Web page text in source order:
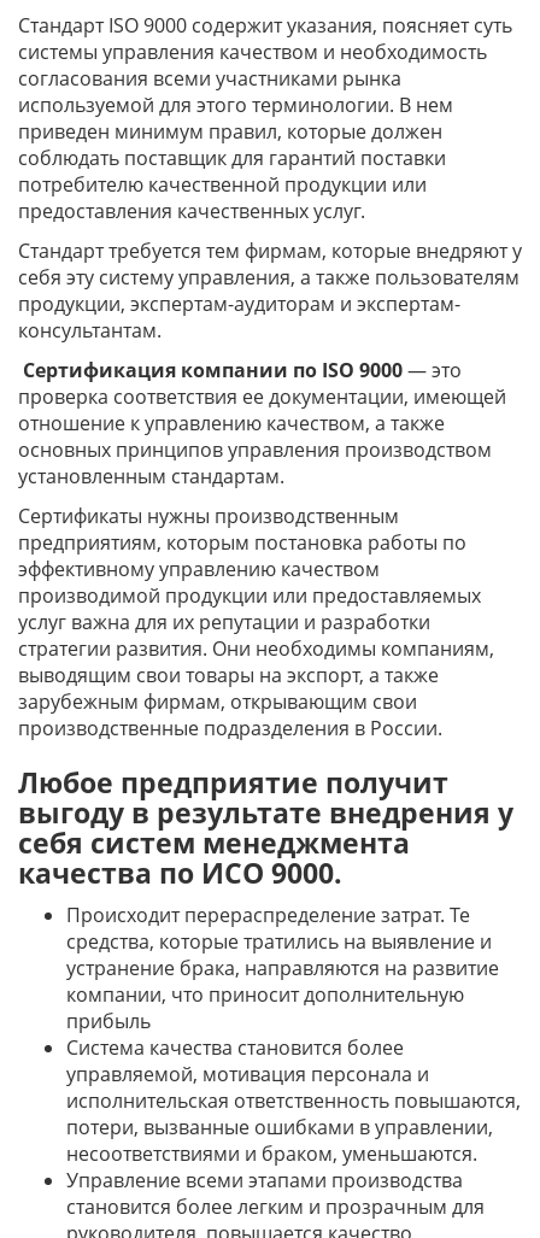
Стандарт ISO 9000 содержит указания, поясняет суть
системы управления качеством и необходимость
согласования всеми участниками рынка
используемой для этого терминологии. В нем
приведен минимум правил, которые должен
соблюдать поставщик для гарантий поставки
потребителю качественной продукции или
предоставления качественных услуг.
Стандарт требуется тем фирмам, которые внедряют у
себя эту систему управления, а также пользователям
продукции, экспертам-аудиторам и экспертам-
консультантам.
Сертификация компании по ISO 9000— это
проверка соответствия ее документации, имеющей
отношение к управлению качеством, а также
основных принципов управления производством
установленным стандартам.
Сертификаты нужны производственным
предприятиям, которым постановка работы по
эффективному управлению качеством
производимой продукции или предоставляемых
услуг важна для их репутации и разработки
стратегии развития. Они необходимы компаниям,
выводящим свои товары на экспорт, а также
зарубежным фирмам, открывающим свои
производственные подразделения в России.
Любое предприятие получит
выгоду в результате внедрения у
себя систем менеджмента
качества по ИСО 9000.
Происходит перераспределение затрат. Те
средства, которые тратились на выявление и
устранение брака, направляются на развитие
компании, что приносит дополнительную
прибыль
Система качества становится более
управляемой, мотивация персонала и
исполнительская ответственность повышаются,
потери, вызванные ошибками в управлении,
несоответствиями и браком, уменьшаются.
Управление всеми этапами производства
становится более легким и прозрачным для